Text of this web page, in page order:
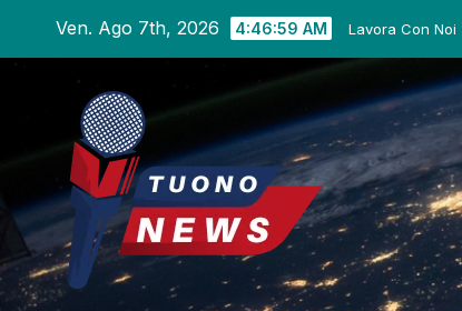
contenuto
Ven. Ago 7th, 2026 4:47:01 AM Lavora Con Noi